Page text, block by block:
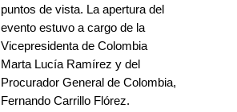
puntos de vista. La apertura del
evento estuvo a cargo de la
Vicepresidenta de Colombia
Marta Lucía Ramírez y del
Procurador General de Colombia,
Fernando Carrillo Flórez.